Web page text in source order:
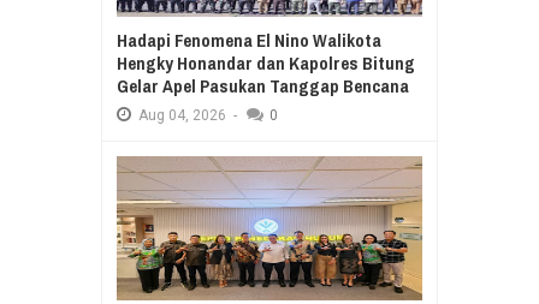
Hadapi Fenomena El Nino Walikota
Hengky Honandar dan Kapolres Bitung
Gelar Apel Pasukan Tanggap Bencana
Aug 04, 2026 - 0